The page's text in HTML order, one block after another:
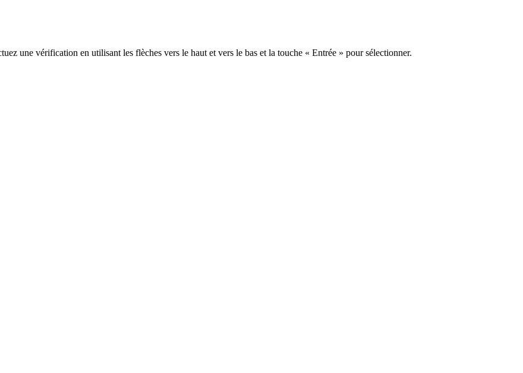
une vérification en utilisant les flèches vers le haut et vers le bas et la touche « Entrée » pour sélectionner.